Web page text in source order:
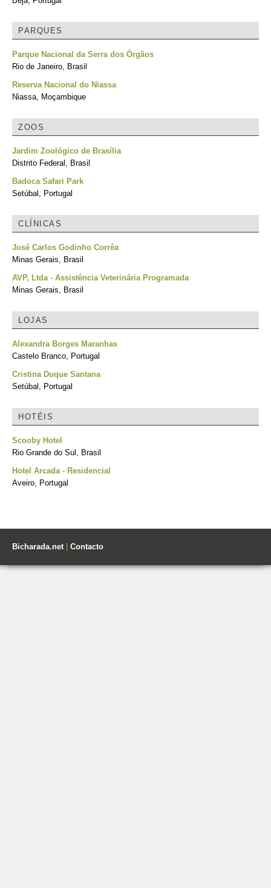
PARQUES
Parque Nacional da Serra dos Órgãos
Rio de Janeiro, Brasil
Reserva Nacional do Niassa
Niassa, Moçambique
ZOOS
Jardim Zoológico de Brasília
Distrito Federal, Brasil
Badoca Safari Park
Setúbal, Portugal
CLÍNICAS
José Carlos Godinho Corrêa
Minas Gerais, Brasil
AVP, Ltda - Assistência Veterinária Programada
Minas Gerais, Brasil
LOJAS
Alexandra Borges Maranhas
Castelo Branco, Portugal
Cristina Duque Santana
Setúbal, Portugal
HOTÉIS
Scooby Hotel
Rio Grande do Sul, Brasil
Hotel Arcada - Residencial
Aveiro, Portugal
Bicharada.net| Contacto